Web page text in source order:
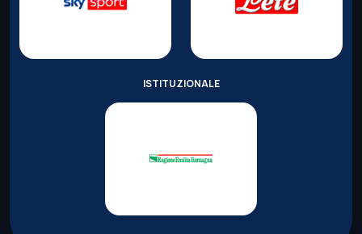
ISTITUZIONALE